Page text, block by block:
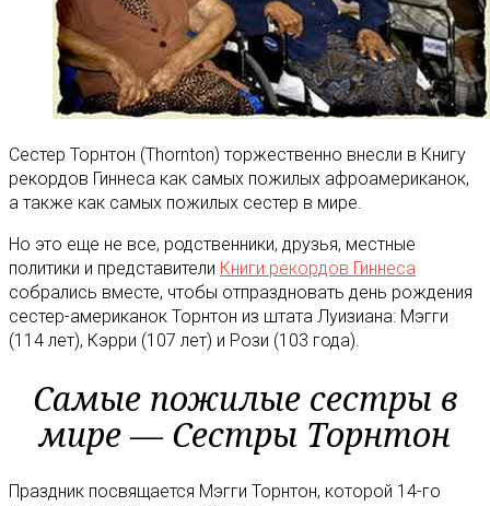
Сестер Торнтон (Thornton) торжественно внесли в Книгу
рекордов Гиннеса как самых пожилых афроамериканок,
а также как самых пожилых сестер в мире.
Но это еще не все, родственники, друзья, местные
политики и представители Книги рекордов Гиннеса
собрались вместе, чтобы отпраздновать день рождения
сестер-американок Торнтон из штата Луизиана: Мэгги
(114 лет), Кэрри (107 лет) и Рози (103 года).
Самые пожилые сестры в
мире — Сестры Торнтон
Праздник посвящается Мэгги Торнтон, которой 14-го